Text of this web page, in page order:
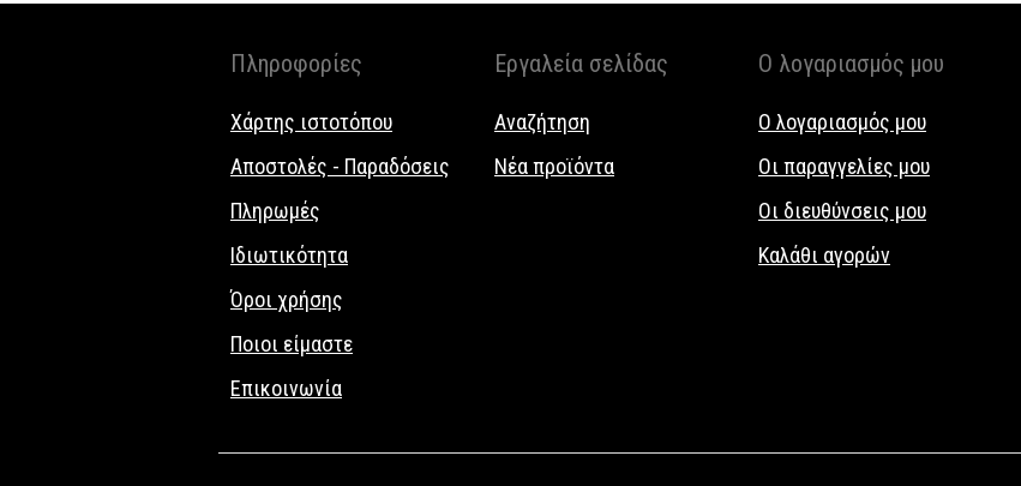
Πληροφορίες
Χάρτης ιστοτόπου
Αποστολές - Παραδόσεις
Πληρωμές
Ιδιωτικότητα
Όροι χρήσης
Ποιοι είμαστε
Επικοινωνία
Εργαλεία σελίδας
Αναζήτηση
Νέα προϊόντα
Ο λογαριασμός μου
Ο λογαριασμός μου
Οι παραγγελίες μου
Οι διευθύνσεις μου
Καλάθι αγορών